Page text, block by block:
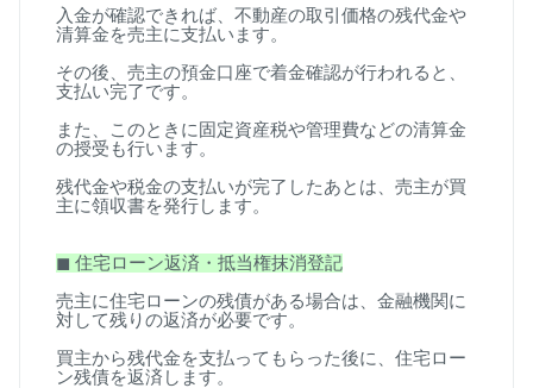
入金が確認できれば、不動産の取引価格の残代金や
清算金を売主に支払います。
その後、売主の預金口座で着金確認が行われると、
支払い完了です。
また、このときに固定資産税や管理費などの清算金
の授受も行います。
残代金や税金の支払いが完了したあとは、売主が買
主に領収書を発行します。
◼ 住宅ローン返済・抵当権抹消登記
売主に住宅ローンの残債がある場合は、金融機関に
対して残りの返済が必要です。
買主から残代金を支払ってもらった後に、住宅ロー
ン残債を返済します。